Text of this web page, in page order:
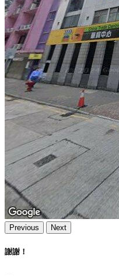
Previous Next
謝謝！